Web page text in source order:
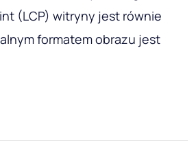
obrazy są
ich jako
tekst alternatywny (opis